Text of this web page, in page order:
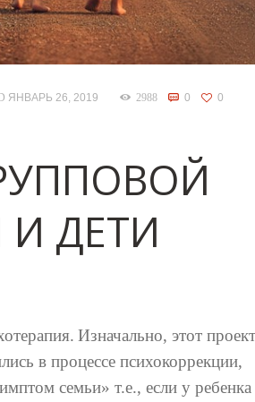
ЯНВАРЬ 26, 2019 2988 0 0
И ДЕТИ
Изначально, этот
в процессе психокоррекции,
семьи» т.е., если у ребенка